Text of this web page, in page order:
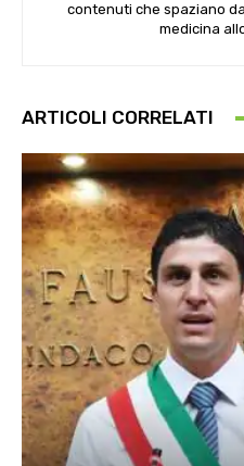
contenuti che spaziano
medicina
ARTICOLI CORRELATI